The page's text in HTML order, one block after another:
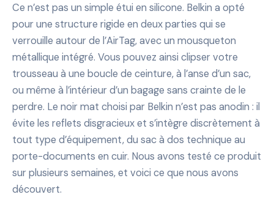
Ce n’est pas un simple étui en silicone. Belkin a opté
pour une structure rigide en deux parties qui se
verrouille autour de l’AirTag, avec un mousqueton
métallique intégré. Vous pouvez ainsi clipser votre
trousseau à une boucle de ceinture, à l’anse d’un sac,
ou même à l’intérieur d’un bagage sans crainte de le
perdre. Le noir mat choisi par Belkin n’est pas anodin : il
évite les reflets disgracieux et s’intègre discrètement à
tout type d’équipement, du sac à dos technique au
porte-documents en cuir. Nous avons testé ce produit
sur plusieurs semaines, et voici ce que nous avons
découvert.